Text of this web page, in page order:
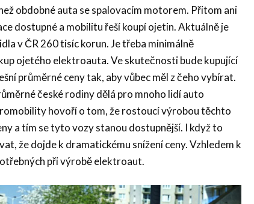
obdobné auta se spalovacím motorem. Přitom ani
dostupné a mobilitu řeší koupí ojetin. Aktuálně je
v ČR 260 tisíc korun. Je třeba minimálně
ojetého elektroauta. Ve skutečnosti bude kupující
průměrné ceny tak, aby vůbec měl z čeho vybírat.
české rodiny dělá pro mnoho lidí auto
hovoří o tom, že rostoucí výrobou těchto
a tím se tyto vozy stanou dostupnější. I když to
že dojde k dramatickému snížení ceny. Vzhledem k
při výrobě elektroaut.